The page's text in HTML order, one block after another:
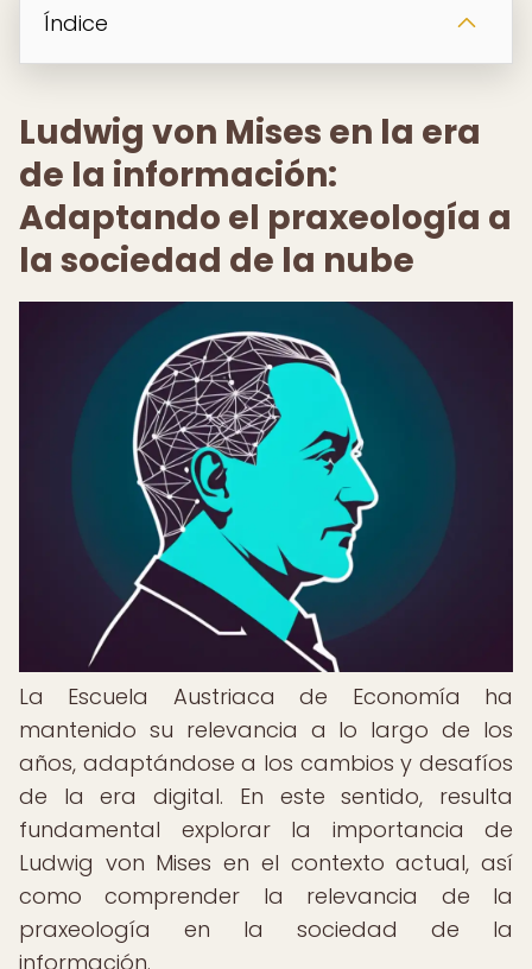
Índice
Ludwig von Mises en la era
de la información:
Adaptando el praxeología a
la sociedad de la nube
La Escuela Austriaca de Economía ha
mantenido su relevancia a lo largo de los
años, adaptándose a los cambios y desafíos
de la era digital. En este sentido, resulta
fundamental explorar la importancia de
Ludwig von Mises en el contexto actual, así
como comprender la relevancia de la
praxeología en la sociedad de la
información.